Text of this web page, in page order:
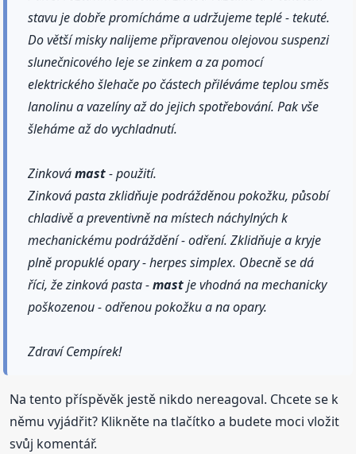
stavu je dobře promícháme a udržujeme teplé - tekuté.
Do větší misky nalijeme připravenou olejovou suspenzi
slunečnicového leje se zinkem a za pomocí
elektrického šlehače po částech přiléváme teplou směs
lanolinu a vazelíny až do jejich spotřebování. Pak vše
šleháme až do vychladnutí.
Zinkovámast- použití.
Zinková pasta zklidňuje podrážděnou pokožku, působí
chladivě a preventivně na místech náchylných k
mechanickému podráždění - odření. Zklidňuje a kryje
plně propuklé opary - herpes simplex. Obecně se dá
říci, že zinková pasta -mastje vhodná na mechanicky
poškozenou - odřenou pokožku a na opary.
Zdraví Cempírek!
Na tento příspěvěk jestě nikdo nereagoval. Chcete se k
němu vyjádřit? Klikněte na tlačítko a budete moci vložit
svůj komentář.